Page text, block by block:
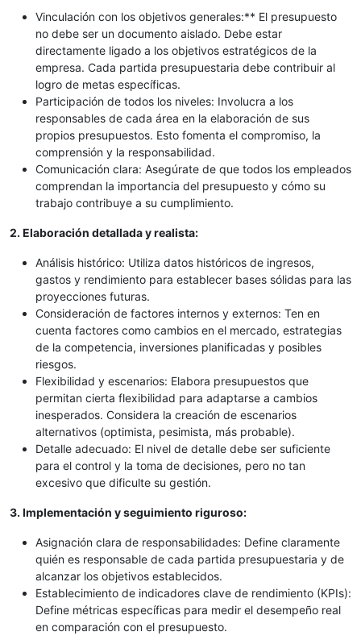
Vinculación con los objetivos generales:** El presupuesto
no debe ser un documento aislado. Debe estar
directamente ligado a los objetivos estratégicos de la
empresa. Cada partida presupuestaria debe contribuir al
logro de metas específicas.
Participación de todos los niveles: Involucra a los
responsables de cada área en la elaboración de sus
propios presupuestos. Esto fomenta el compromiso, la
comprensión y la responsabilidad.
Comunicación clara: Asegúrate de que todos los empleados
comprendan la importancia del presupuesto y cómo su
trabajo contribuye a su cumplimiento.
2. Elaboración detallada y realista:
Análisis histórico: Utiliza datos históricos de ingresos,
gastos y rendimiento para establecer bases sólidas para las
proyecciones futuras.
Consideración de factores internos y externos: Ten en
cuenta factores como cambios en el mercado, estrategias
de la competencia, inversiones planificadas y posibles
riesgos.
Flexibilidad y escenarios: Elabora presupuestos que
permitan cierta flexibilidad para adaptarse a cambios
inesperados. Considera la creación de escenarios
alternativos (optimista, pesimista, más probable).
Detalle adecuado: El nivel de detalle debe ser suficiente
para el control y la toma de decisiones, pero no tan
excesivo que dificulte su gestión.
3. Implementación y seguimiento riguroso:
Asignación clara de responsabilidades: Define claramente
quién es responsable de cada partida presupuestaria y de
alcanzar los objetivos establecidos.
Establecimiento de indicadores clave de rendimiento (KPIs):
Define métricas específicas para medir el desempeño real
en comparación con el presupuesto.